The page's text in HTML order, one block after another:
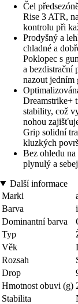
Čel
Rise 3 ATR,
kontrolu při
Prodyšný a
chladné a
Poklopec s
a bezdistrační
nazout jedním
Dreamstrike+
stability, což
nohou
Grip solidní
kluzkých
Bez ohledu
plynulý a
Další informace
Marki
Barva
Dominantní barva
Typ
Věk
Rozsah
Drop
Hmotnost obuvi (g)
Stabilita